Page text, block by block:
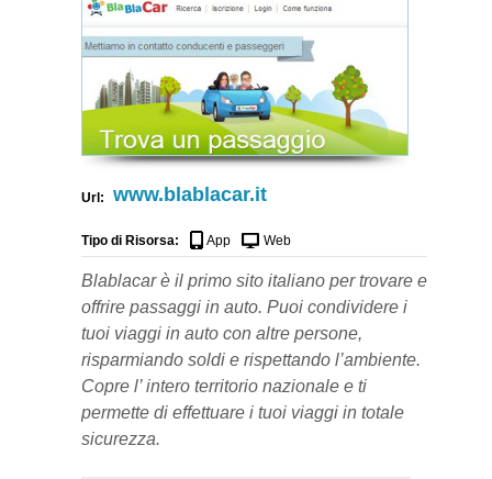
Url: www.blablacar.it
Tipo di Risorsa: App Web
Blablacar è il primo sito italiano per trovare e
offrire passaggi in auto. Puoi condividere i
tuoi viaggi in auto con altre persone,
risparmiando soldi e rispettando l’ambiente.
Copre l’ intero territorio nazionale e ti
permette di effettuare i tuoi viaggi in totale
sicurezza.